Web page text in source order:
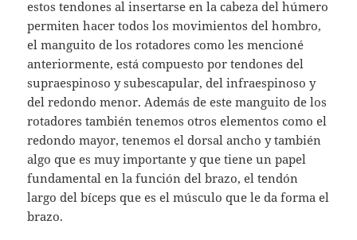
estos tendones al insertarse en la cabeza del húmero
permiten hacer todos los movimientos del hombro,
el manguito de los rotadores como les mencioné
anteriormente, está compuesto por tendones del
supraespinoso y subescapular, del infraespinoso y
del redondo menor. Además de este manguito de los
rotadores también tenemos otros elementos como el
redondo mayor, tenemos el dorsal ancho y también
algo que es muy importante y que tiene un papel
fundamental en la función del brazo, el tendón
largo del bíceps que es el músculo que le da forma el
brazo.